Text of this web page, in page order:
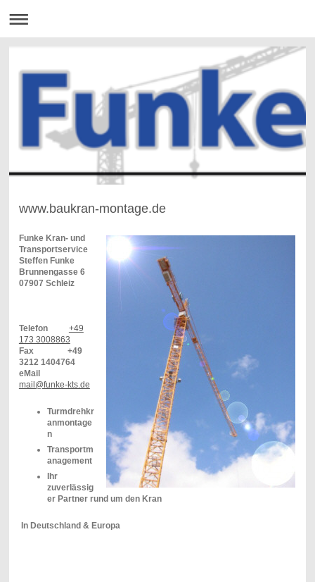
www.baukran-montage.de
Funke Kran- und
Transportservice
Steffen Funke
Brunnengasse 6
07907 Schleiz
Telefon +49
173 3008863
Fax +49
3212 1404764
eMail
mail@funke-kts.de
Turmdrehkr
anmontage
n
Transportm
anagement
Ihr
zuverlässig
er Partner rund um den Kran
In Deutschland & Europa